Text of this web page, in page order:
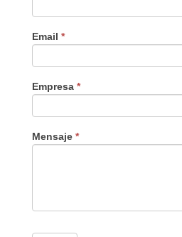
Email *
Empresa *
Mensaje *